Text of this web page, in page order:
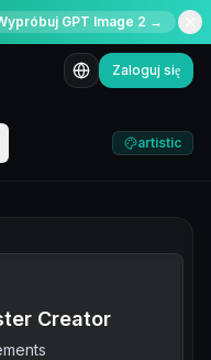
GPT Image 2 →
Zaloguj się
artistic
Creator